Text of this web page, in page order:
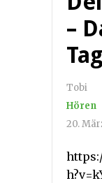
–
Tobi
Hören
20.